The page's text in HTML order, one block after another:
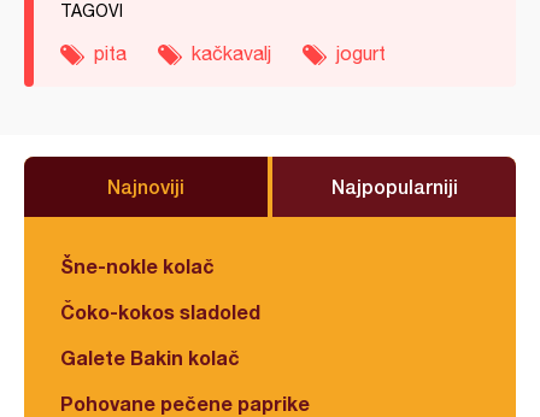
TAGOVI
pita kačkavalj jogurt
Najnoviji Najpopularniji
Šne-nokle kolač
Čoko-kokos sladoled
Galete Bakin kolač
Pohovane pečene paprike